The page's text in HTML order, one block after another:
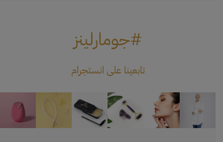
#جومارلينز
تابعينا على انستجرام